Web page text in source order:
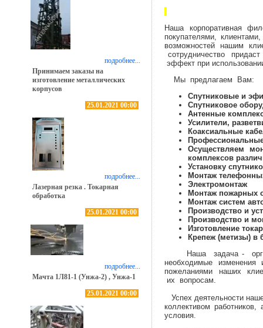
подробнее...
Принимаем заказы на
изготовление металлических
корпусов
25.01.2021 00:00
подробнее...
Лазерная резка . Токарная
обработка
25.01.2021 00:00
подробнее...
Мачта 1Л81-1 (Унжа-2) , Унжа-1
25.01.2021 00:00
Наша корпоративная
покупателями,
возможностей нашим
сотрудничество
эффект при
Мы предлагаем Вам:
Спутниковые и
Спутниковое
Антенные
Усилители,
Коаксиальные
Осуществляем
комплексов
Установку
Монтаж
Электромонтаж
Монтаж пожарных
Монтаж систем
Производство и
Производство и
Изготовление
Крепеж (метизы) в
Наша задача - ор
необходимые
пожеланиями наших
их вопросам.
Успех деятельности
коллективом
условия.